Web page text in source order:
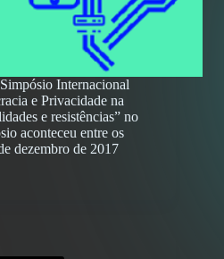
Internacional
e Privacidade na
e resistências” no
aconteceu entre os
dezembro de 2017